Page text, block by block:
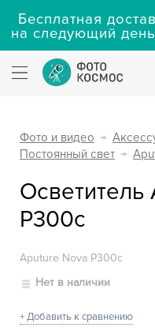
Бесплатная
на следующий
Фото и видео →
Постоянный свет →
Осветитель
P300c
Aputure Nova P300c
Нет в наличии
+ Добавить к сравнению